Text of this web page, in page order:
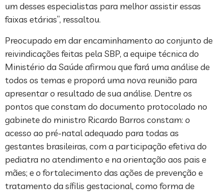
um desses especialistas para melhor assistir essas
faixas etárias”, ressaltou.
Preocupado em dar encaminhamento ao conjunto de
reivindicações feitas pela SBP, a equipe técnica do
Ministério da Saúde afirmou que fará uma análise de
todos os temas e proporá uma nova reunião para
apresentar o resultado de sua análise. Dentre os
pontos que constam do documento protocolado no
gabinete do ministro Ricardo Barros constam: o
acesso ao pré-natal adequado para todas as
gestantes brasileiras, com a participação efetiva do
pediatra no atendimento e na orientação aos pais e
mães; e o fortalecimento das ações de prevenção e
tratamento da sífilis gestacional, como forma de